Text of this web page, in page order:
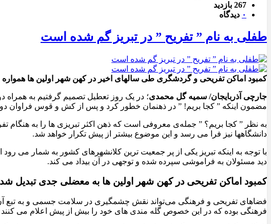
267 بازدید
۰ دیدگاه
طفلی به نام ” تفریح ” در تبریز گم شده است
کمبود اماکن تفریحی و گردشگری طی سالهای اخیر در کهن شهر اولین ها همواره
جارچی آذربایجان/ سمیه گل محمدی؛ در یک روز تعطیل تصمیم گرفتیم به همراه
مضمون اینکه ” کجا بریم! ” در ذهنمان خطور کرد و پس از کش و قوس فراوان دو یا
به نظر ” کجا بریم؟ ” جمله‌ی معروفی است که ذهن اکثر تبریزی ها را به
دانشگاهها نیز فرا می رسد و این موضوع بیشتر از پیش تکرار خواهد شد.
با توجه به اینکه تبریز یکی از پر جمعیت ترین کلانشهرهای کشور به شمار می
دید مسئولان به فراموشی سپرده شده و توجهی در آن بیداد می کند.
کمبود اماکن تفریحی در کهن شهر اولین ها به معضلی جدی تبدیل
فضاهای تفریحی و فرهنگی می‌تواند نقش چشمگیری در سلامت جسمی و به تبع آن
فرهنگی بوده که در این خصوص گله مندی های خود را بیش از پیش اعلام می